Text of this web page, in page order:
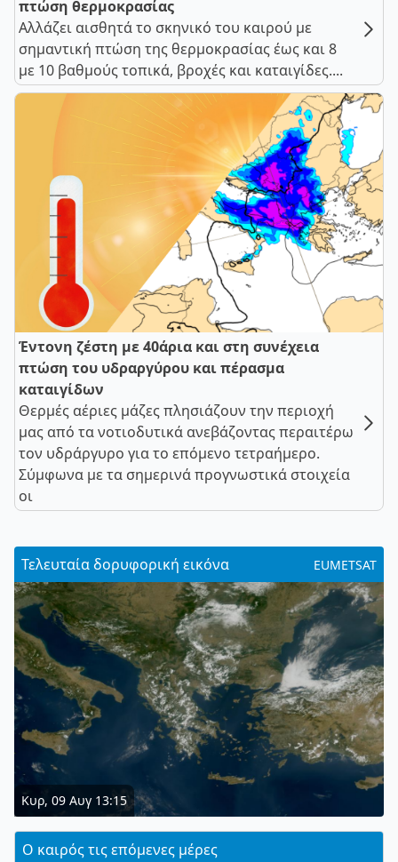
πτώση θερμοκρασίας
Αλλάζει αισθητά το σκηνικό του καιρού με
σημαντική πτώση της θερμοκρασίας έως και 8
με 10 βαθμούς τοπικά, βροχές και καταιγίδες....
Έντονη ζέστη με 40άρια και στη συνέχεια
πτώση του υδραργύρου και πέρασμα
καταιγίδων
Θερμές αέριες μάζες πλησιάζουν την περιοχή
μας από τα νοτιοδυτικά ανεβάζοντας περαιτέρω
τον υδράργυρο για το επόμενο τετραήμερο.
Σύμφωνα με τα σημερινά προγνωστικά στοιχεία
οι
Τελευταία δορυφορική εικόνα EUMETSAT
Κυρ, 09 Αυγ 13:15
Ο καιρός τις επόμενες μέρες